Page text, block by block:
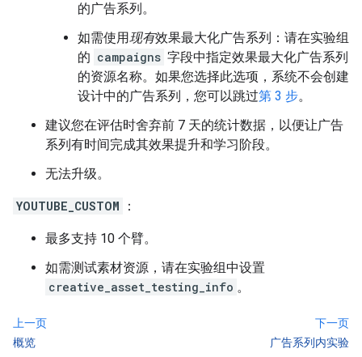
的广告系列。
如需使用现有效果最大化广告系列：请在实验组
的 campaigns 字段中指定效果最大化广告系列
的资源名称。如果您选择此选项，系统不会创建
设计中的广告系列，您可以跳过第 3 步。
建议您在评估时舍弃前 7 天的统计数据，以便让广告
系列有时间完成其效果提升和学习阶段。
无法升级。
YOUTUBE_CUSTOM ：
最多支持 10 个臂。
如需测试素材资源，请在实验组中设置
creative_asset_testing_info 。
上一页
概览
下一页
广告系列内实验